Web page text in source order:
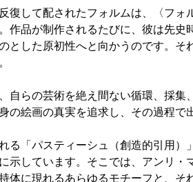
復して配されたフォルムは、〈フ
作品が制作されるたびに、彼は先史
とした原初性へと向かうのです。
自らの芸術を絶え間ない循環、採
の絵画の真実を追求し、その過程
る「パスティーシュ（創造的引用
示しています。そこでは、アンリ・
体に現れるあらゆるモチーフと、そ